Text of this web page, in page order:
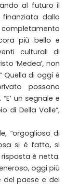
al futuro il
dallo
più bello e
culturali di
‘Medea’, non
Quella di oggi è
possono
un segnale e
di Della Valle”,
“orgoglioso di
si è fatto, si
è netta.
oggi più
del paese e dei